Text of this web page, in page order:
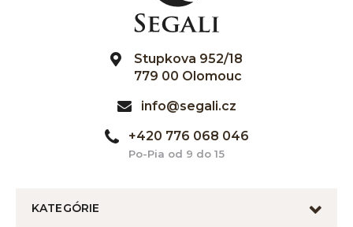
Stupkova 952/18
779 00 Olomouc
info@segali.cz
+420 776 068 046
Po-Pia od 9 do 15
KATEGÓRIE